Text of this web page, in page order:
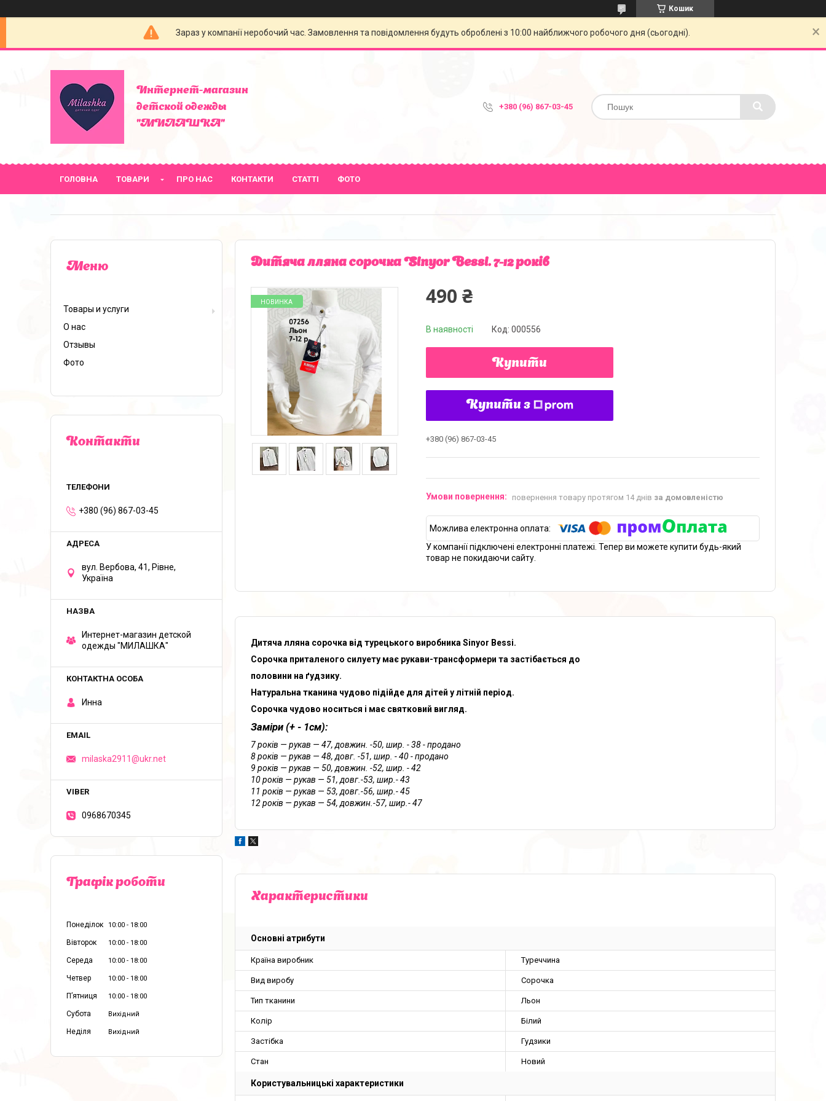
Кошик
Зараз у компанії неробочий час. Замовлення та повідомлення будуть оброблені з 10:00 найближчого робочого дня (сьогодні).
Интернет-магазин
детской одежды
"МИЛАШКА"
+380 (96) 867-03-45
ГОЛОВНА ТОВАРИ ПРО НАС КОНТАКТИ СТАТТІ ФОТО
Дитяча лляна сорочка Sinyor Bessi. 7-12 років
НОВИНКА 490 ₴
В наявності Код: 000556
Купити
Купити з
+380 (96) 867-03-45
повернення товару протягом 14 днів за домовленістю
У компанії підключені електронні платежі. Тепер ви можете купити будь-який
товар не покидаючи сайту.
Дитяча лляна сорочка від турецького виробника Sinyor Bessi.
Сорочка приталеного силуету має рукави-трансформери та застібається до
половини на ґудзику.
Натуральна тканина чудово підійде для дітей у літній період.
Сорочка чудово носиться і має святковий вигляд.
Заміри (+ - 1см):
7 років — рукав — 47, довжин. -50, шир. - 38 - продано
8 років — рукав — 48, довг. -51, шир. - 40 - продано
9 років — рукав — 50, довжин. -52, шир. - 42
10 років — рукав — 51, довг.-53, шир.- 43
11 років — рукав — 53, довг.-56, шир.- 45
12 років — рукав — 54, довжин.-57, шир.- 47
Характеристики
Основні атрибути
Країна виробник Туреччина
Вид виробу Сорочка
Тип тканини Льон
Колір Білий
Застібка Гудзики
Стан Новий
Користувальницькі характеристики
Товары и услуги
О нас
Отзывы
Фото
Контакти
+380 (96) 867-03-45
вул. Вербова, 41, Рівне,
Україна
Интернет-магазин детской
одежды "МИЛАШКА"
Инна
milaska2911@ukr.net
0968670345
Графік роботи
Понеділок 10:00 18:00
Вівторок 10:00 18:00
Середа 10:00 18:00
Четвер 10:00 18:00
Пʼятниця 10:00 18:00
Субота Вихідний
Неділя Вихідний